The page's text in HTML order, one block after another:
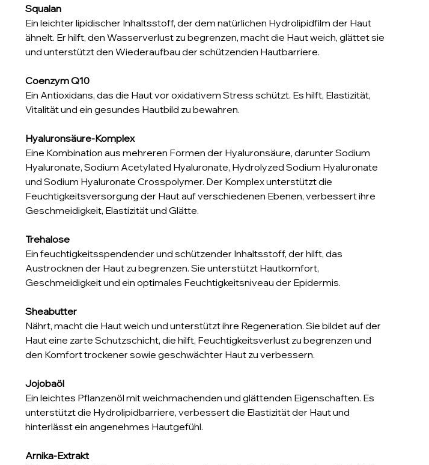
Squalan
Ein leichter lipidischer Inhaltsstoff, der dem natürlichen Hydrolipidfilm der Haut
ähnelt. Er hilft, den Wasserverlust zu begrenzen, macht die Haut weich, glättet sie
und unterstützt den Wiederaufbau der schützenden Hautbarriere.
Coenzym Q10
Ein Antioxidans, das die Haut vor oxidativem Stress schützt. Es hilft, Elastizität,
Vitalität und ein gesundes Hautbild zu bewahren.
Hyaluronsäure-Komplex
Eine Kombination aus mehreren Formen der Hyaluronsäure, darunter Sodium
Hyaluronate, Sodium Acetylated Hyaluronate, Hydrolyzed Sodium Hyaluronate
und Sodium Hyaluronate Crosspolymer. Der Komplex unterstützt die
Feuchtigkeitsversorgung der Haut auf verschiedenen Ebenen, verbessert ihre
Geschmeidigkeit, Elastizität und Glätte.
Trehalose
Ein feuchtigkeitsspendender und schützender Inhaltsstoff, der hilft, das
Austrocknen der Haut zu begrenzen. Sie unterstützt Hautkomfort,
Geschmeidigkeit und ein optimales Feuchtigkeitsniveau der Epidermis.
Sheabutter
Nährt, macht die Haut weich und unterstützt ihre Regeneration. Sie bildet auf der
Haut eine zarte Schutzschicht, die hilft, Feuchtigkeitsverlust zu begrenzen und
den Komfort trockener sowie geschwächter Haut zu verbessern.
Jojobaöl
Ein leichtes Pflanzenöl mit weichmachenden und glättenden Eigenschaften. Es
unterstützt die Hydrolipidbarriere, verbessert die Elastizität der Haut und
hinterlässt ein angenehmes Hautgefühl.
Arnika-Extrakt